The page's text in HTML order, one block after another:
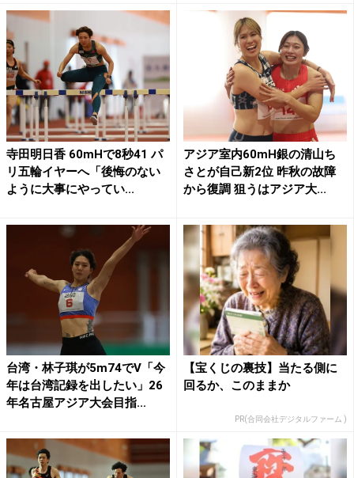
寺田明日香 60mHで8秒41 パ
リ五輪イヤーへ「後悔のない
ように大事にやってい...
アジア室内60mH銀の清山ち
さとが自己新2位 昨秋の故障
から復調 狙うはアジア大...
台湾・林子琪が5m74でV「今
年は台湾記録を出したい」26
年名古屋アジア大会目指...
【宝くじの裏技】当たる側に
回るか、このままか
PR(合同会社デジタルファーム )